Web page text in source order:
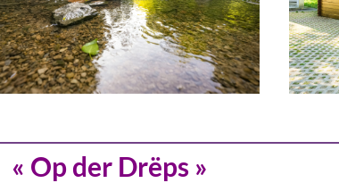
« Op der Drëps »